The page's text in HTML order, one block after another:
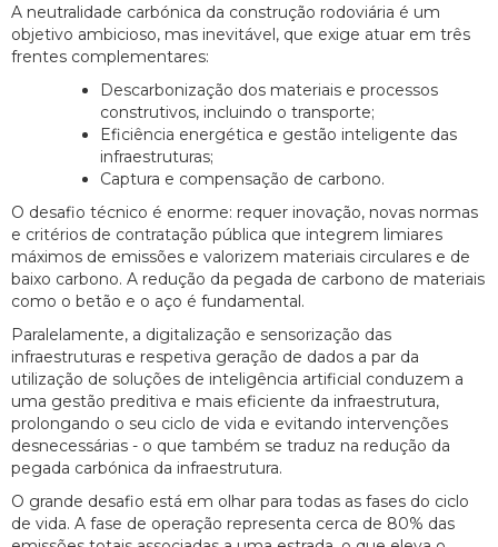
A neutralidade carbónica da construção rodoviária é um
objetivo ambicioso, mas inevitável, que exige atuar em três
frentes complementares:
Descarbonização dos materiais e processos
construtivos, incluindo o transporte;
Eficiência energética e gestão inteligente das
infraestruturas;
Captura e compensação de carbono.
O desafio técnico é enorme: requer inovação, novas normas
e critérios de contratação pública que integrem limiares
máximos de emissões e valorizem materiais circulares e de
baixo carbono. A redução da pegada de carbono de materiais
como o betão e o aço é fundamental.
Paralelamente, a digitalização e sensorização das
infraestruturas e respetiva geração de dados a par da
utilização de soluções de inteligência artificial conduzem a
uma gestão preditiva e mais eficiente da infraestrutura,
prolongando o seu ciclo de vida e evitando intervenções
desnecessárias - o que também se traduz na redução da
pegada carbónica da infraestrutura.
O grande desafio está em olhar para todas as fases do ciclo
de vida. A fase de operação representa cerca de 80% das